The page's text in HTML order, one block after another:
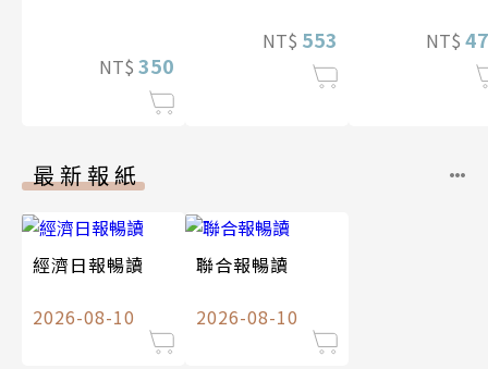
NT$ 350
NT$ 553 NT$
最新報紙
經濟日報暢讀
2026-08-10
聯合報暢讀
2026-08-10